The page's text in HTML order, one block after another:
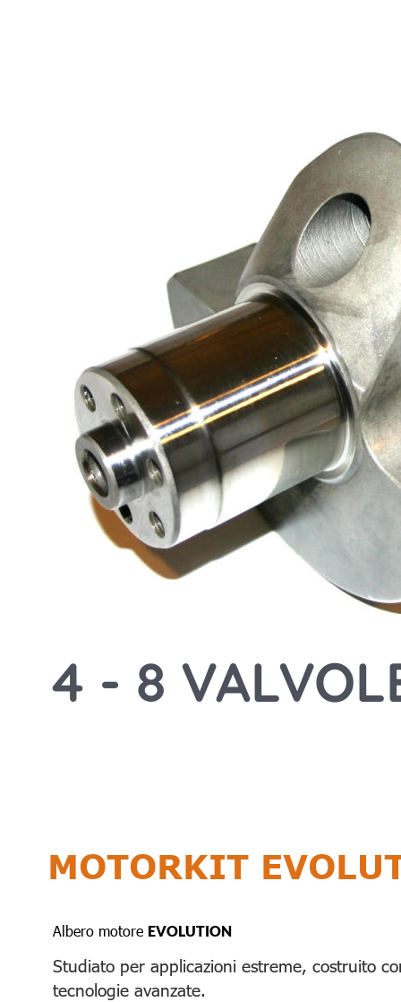
4 - 8
MOTORKIT
Albero motore EVOLUTION
Studiato per applicazioni estreme, costruito
tecnologie avanzate.